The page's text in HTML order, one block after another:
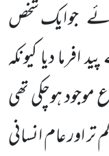
جو ایک شخص
دیا کیونکہ
ہوچکی تھی
تر اور عام انسانی